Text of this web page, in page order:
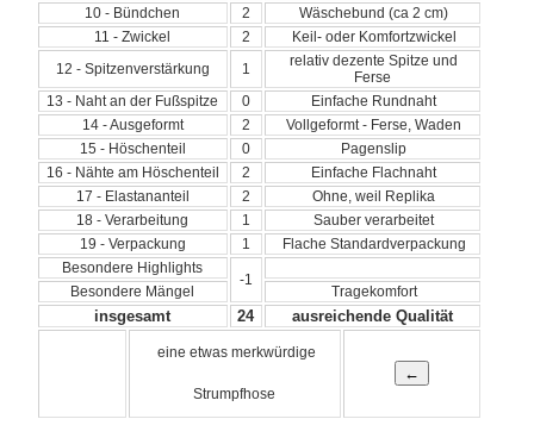
10 - Bündchen
2
Wäschebund (ca 2 cm)
11 - Zwickel
2
Keil- oder Komfortzwickel
12 - Spitzenverstärkung
1
relativ dezente Spitze und
Ferse
13 - Naht an der Fußspitze
0
Einfache Rundnaht
14 - Ausgeformt
2
Vollgeformt - Ferse, Waden
15 - Höschenteil
0
Pagenslip
16 - Nähte am Höschenteil
2
Einfache Flachnaht
17 - Elastananteil
2
Ohne, weil Replika
18 - Verarbeitung
1
Sauber verarbeitet
19 - Verpackung
1
Flache Standardverpackung
Besondere Highlights
-1
Besondere Mängel Tragekomfort
insgesamt 24 ausreichende Qualität
eine etwas merkwürdige
Strumpfhose